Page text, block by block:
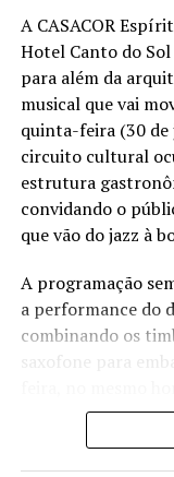
Ingressos:vendas
site
Setores:
• Pista Pé na Areia
• Espaço
• Lounges –
Informações:
A CASACOR
Hotel Canto do
para além da
musical que vai
quinta-feira (30 de
circuito cultural
estrutura
convidando o
que vão do jazz à
A programação
a performance do
combinando os
saxofone para
trazendo
o reggae até o